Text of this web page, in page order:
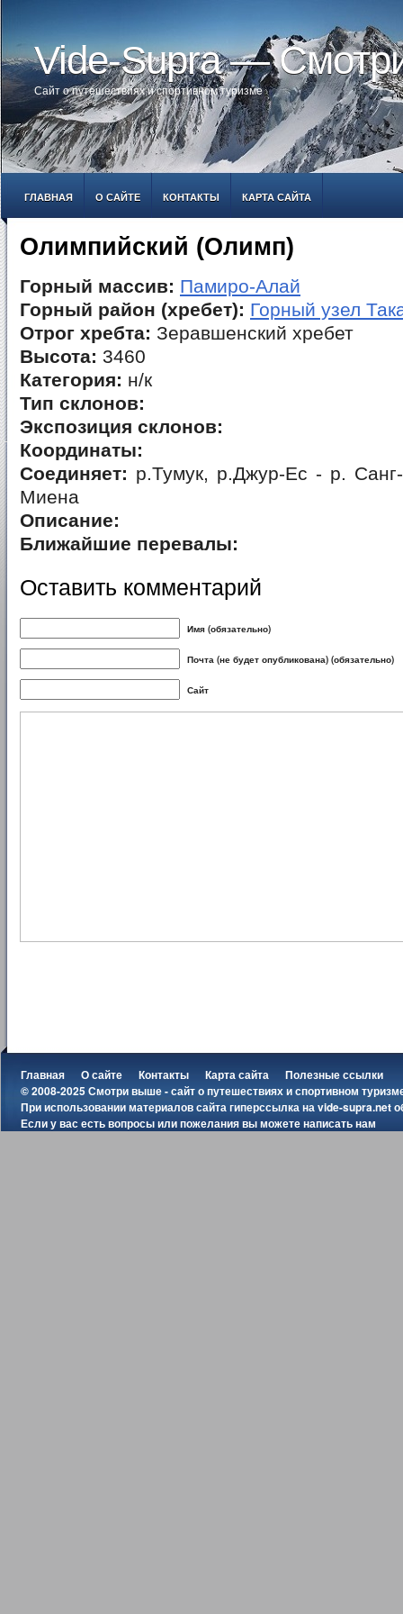
Vide-Supra —
Сайт о путешествиях и спортивном туризме
ГЛАВНАЯ О САЙТЕ КОНТАКТЫ КАРТА САЙТА
Олимпийский (Олимп)
Горный массив: Памиро-Алай
Горный район (хребет): Горный узел
Отрог хребта: Зеравшенский хребет
Высота: 3460
Категория: н/к
Тип склонов:
Экспозиция склонов:
Координаты:
Соединяет: р.Тумук, р.Джур-Ес - р.
Миена
Описание:
Ближайшие перевалы:
Оставить комментарий
Имя (обязательно)
Почта (не будет опубликована) (обязательно)
Сайт
Главная О сайте Контакты Карта сайта
Полезные ссылки
© 2008-2025 Смотри выше - сайт о путешествиях и спортивном
При использовании материалов сайта гиперссылка наvide-supra.net
Если у вас есть вопросы или пожелания вы можетенаписать нам